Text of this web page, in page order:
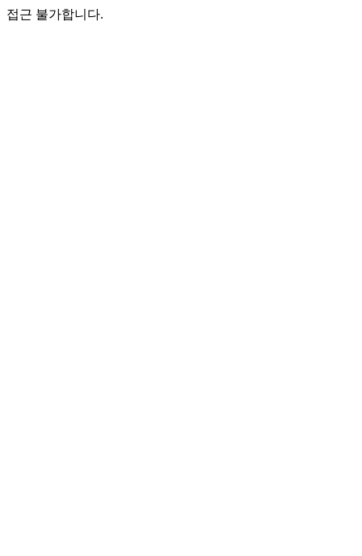
접근 불가합니다.